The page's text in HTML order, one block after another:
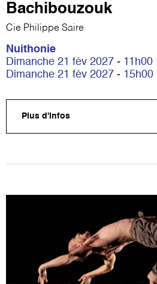
Bachibouzouk
Cie Philippe Saire
Nuithonie
Dimanche 21 fév 2027 - 11h00
Dimanche 21 fév 2027 - 15h00
Plus d'infos